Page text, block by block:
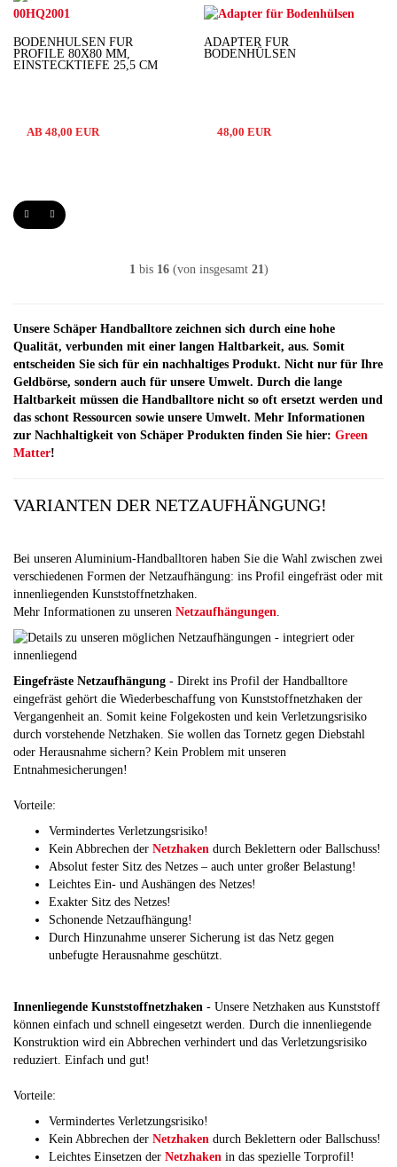
BODENHÜLSEN FÜR
PROFILE 80X80 MM,
EINSTECKTIEFE 25,5 CM
AB 48,00 EUR
ADAPTER FÜR
BODENHÜLSEN
48,00 EUR
1bis 16(von insgesamt 21)
Unsere Schäper Handballtore zeichnen sich durch eine hohe
Qualität, verbunden mit einer langen Haltbarkeit, aus. Somit
entscheiden Sie sich für ein nachhaltiges Produkt. Nicht nur für Ihre
Geldbörse, sondern auch für unsere Umwelt. Durch die lange
Haltbarkeit müssen die Handballtore nicht so oft ersetzt werden und
das schont Ressourcen sowie unsere Umwelt. Mehr Informationen
zur Nachhaltigkeit von Schäper Produkten finden Sie hier: Green
Matter!
VARIANTEN DER NETZAUFHÄNGUNG!
Bei unseren Aluminium-Handballtoren haben Sie die Wahl zwischen zwei
verschiedenen Formen der Netzaufhängung: ins Profil eingefräst oder mit
innenliegenden Kunststoffnetzhaken.
Mehr Informationen zu unseren Netzaufhängungen.
Eingefräste Netzaufhängung - Direkt ins Profil der Handballtore
eingefräst gehört die Wiederbeschaffung von Kunststoffnetzhaken der
Vergangenheit an. Somit keine Folgekosten und kein Verletzungsrisiko
durch vorstehende Netzhaken. Sie wollen das Tornetz gegen Diebstahl
oder Herausnahme sichern? Kein Problem mit unseren
Entnahmesicherungen!
Vorteile:
Vermindertes Verletzungsrisiko!
Kein Abbrechen der Netzhaken durch Beklettern oder Ballschuss!
Absolut fester Sitz des Netzes – auch unter großer Belastung!
Leichtes Ein- und Aushängen des Netzes!
Exakter Sitz des Netzes!
Schonende Netzaufhängung!
Durch Hinzunahme unserer Sicherung ist das Netz gegen
unbefugte Herausnahme geschützt.
Innenliegende Kunststoffnetzhaken - Unsere Netzhaken aus Kunststoff
können einfach und schnell eingesetzt werden. Durch die innenliegende
Konstruktion wird ein Abbrechen verhindert und das Verletzungsrisiko
reduziert. Einfach und gut!
Vorteile:
Vermindertes Verletzungsrisiko!
Kein Abbrechen der Netzhaken durch Beklettern oder Ballschuss!
Leichtes Einsetzen der Netzhaken in das spezielle Torprofil!